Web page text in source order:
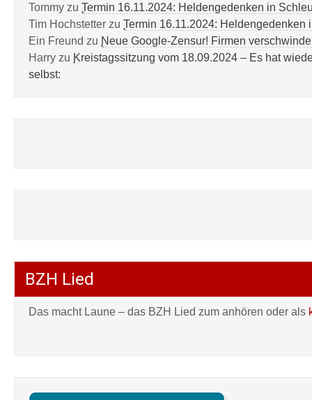
Tommy zu Termin 16.11.2024: Heldengedenken in
Tim Hochstetter zu Termin 16.11.2024: Heldengedenken
Ein Freund zu Neue Google-Zensur! Firmen
Harry zu Kreistagssitzung vom 18.09.2024 – Es hat
selbst:
BZH Lied
Das macht Laune – das BZH Lied zum anhören oder als